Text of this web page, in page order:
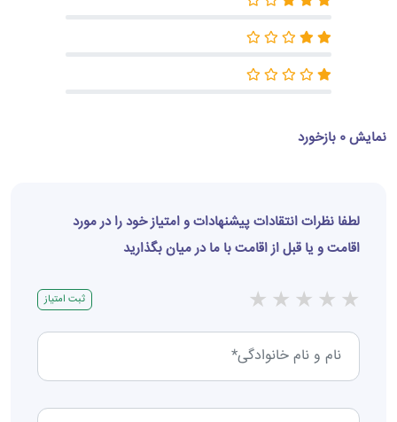
نمایش 0 بازخورد
لطفا نظرات انتقادات پیشنهادات و امتیاز خود را در مورد
اقامت و یا قبل از اقامت با ما در میان بگذارید
★
★
★
★
★ ثبت امتیاز